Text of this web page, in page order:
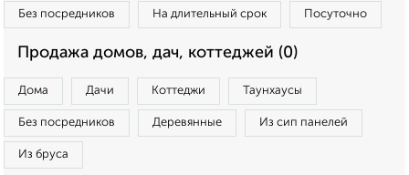
Без посредников На длительный срок Посуточно
Продажа домов, дач, коттеджей (0)
Дома Дачи Коттеджи Таунхаусы
Без посредников Деревянные Из сип панелей
Из бруса